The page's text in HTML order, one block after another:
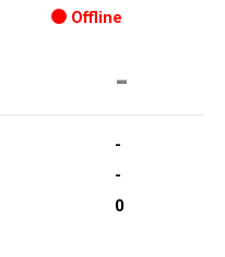
Offline
-
-
-
0